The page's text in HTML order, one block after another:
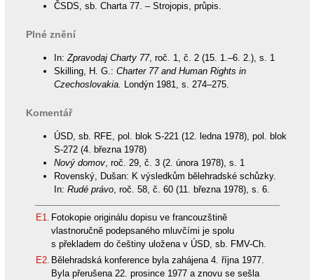
ČSDS, sb. Charta 77. – Strojopis, průpis.
Plné znění
In: Zpravodaj Charty 77, roč. 1, č. 2 (15. 1.–6. 2.), s. 1
Skilling, H. G.: Charter 77 and Human Rights in
Czechoslovakia. Londýn 1981, s. 274–275.
Komentář
ÚSD, sb. RFE, pol. blok S-221 (12. ledna 1978), pol. blok
S-272 (4. března 1978)
Nový domov, roč. 29, č. 3 (2. února 1978), s. 1
Rovenský, Dušan: K výsledkům bělehradské schůzky.
In: Rudé právo, roč. 58, č. 60 (11. března 1978), s. 6.
E1. Fotokopie originálu dopisu ve francouzštině
vlastnoručně podepsaného mluvčími je spolu
s překladem do češtiny uložena v ÚSD, sb. FMV-Ch.
E2. Bělehradská konference byla zahájena 4. října 1977.
Byla přerušena 22. prosince 1977 a znovu se sešla